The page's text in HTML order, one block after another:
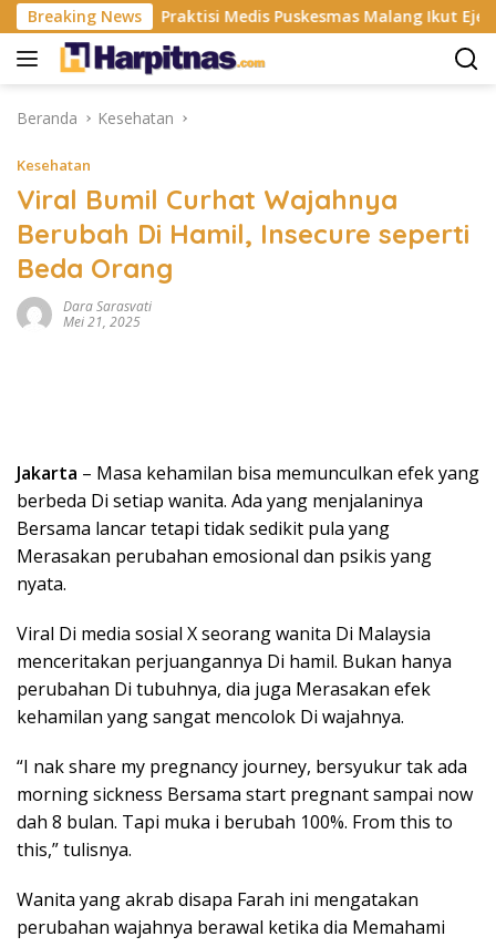
Langsung
ke
konten
Breaking News
ISP Praktisi Medis Puskesmas Malang Ikut Ejek
Beranda Kesehatan
Kesehatan
Viral Bumil Curhat Wajahnya
Berubah Di Hamil, Insecure seperti
Beda Orang
Dara Sarasvati
Mei 21, 2025
Jakarta – Masa kehamilan bisa memunculkan efek yang
berbeda Di setiap wanita. Ada yang menjalaninya
Bersama lancar tetapi tidak sedikit pula yang
Merasakan perubahan emosional dan psikis yang
nyata.
Viral Di media sosial X seorang wanita Di Malaysia
menceritakan perjuangannya Di hamil. Bukan hanya
perubahan Di tubuhnya, dia juga Merasakan efek
kehamilan yang sangat mencolok Di wajahnya.
“I nak share my pregnancy journey, bersyukur tak ada
morning sickness Bersama start pregnant sampai now
dah 8 bulan. Tapi muka i berubah 100%. From this to
this,” tulisnya.
Wanita yang akrab disapa Farah ini mengatakan
perubahan wajahnya berawal ketika dia Memahami